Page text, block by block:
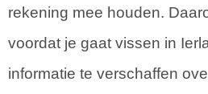
rekening mee houden.
voordat je gaat vissen in
informatie te verschaffen